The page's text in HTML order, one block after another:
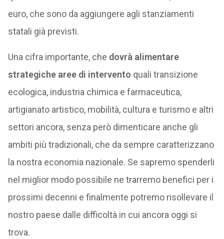
euro, che sono da aggiungere agli stanziamenti
statali già previsti.
Una cifra importante, che dovrà alimentare
strategiche aree di intervento quali transizione
ecologica, industria chimica e farmaceutica,
artigianato artistico, mobilità, cultura e turismo e altri
settori ancora, senza però dimenticare anche gli
ambiti più tradizionali, che da sempre caratterizzano
la nostra economia nazionale. Se sapremo spenderli
nel miglior modo possibile ne trarremo benefici per i
prossimi decenni e finalmente potremo risollevare il
nostro paese dalle difficoltà in cui ancora oggi si
trova.